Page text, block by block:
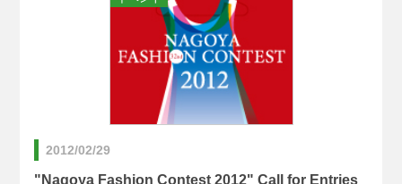
2012/02/29
"Nagoya Fashion Contest 2012" Call for Entries